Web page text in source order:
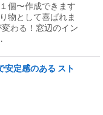
個〜作成できます
物として喜ばれま
わる！窓辺のイン
安定感のある スト